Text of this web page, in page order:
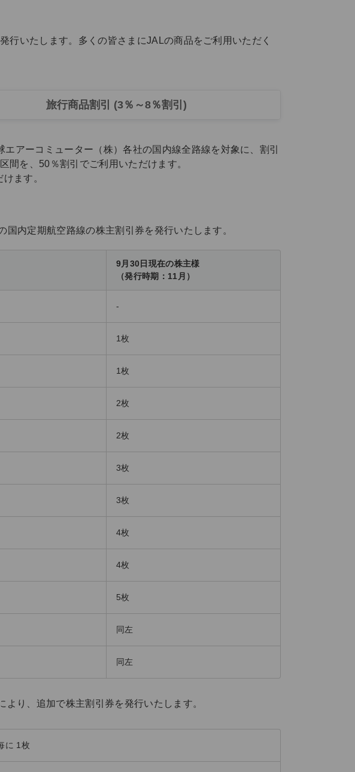
行いたします。多くの皆さまにJALの商品をご利用いただく
旅行商品割引 (3％～8％割引)
アーコミューター（株）各社の国内線全路線を対象に、割引
間を、50％割引でご利用いただけます。
ます。
内定期航空路線の株主割引券を発行いたします。
9月30日現在の株主様
（発行時期：11月）
-
1枚
1枚
2枚
2枚
3枚
3枚
4枚
4枚
5枚
同左
同左
り、追加で株主割引券を発行いたします。
に 1枚